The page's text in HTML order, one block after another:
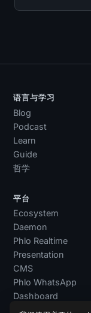
语言与学习
Blog
Podcast
Learn
Guide
哲学
平台
Ecosystem
Daemon
Phlo Realtime
Presentation
CMS
Phlo WhatsApp
Dashboard